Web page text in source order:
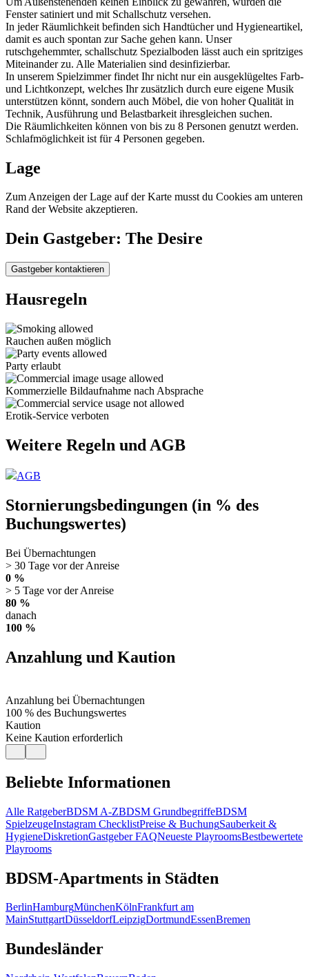
Fenster satiniert und mit Schallschutz versehen.
In jeder Räumlichkeit befinden sich Handtücher und Hygieneartikel,
damit es auch spontan zur Sache gehen kann. Unser
rutschgehemmter, schallschutz Spezialboden lässt auch ein spritziges
Miteinander zu. Alle Materialien sind desinfizierbar.
In unserem Spielzimmer findet Ihr nicht nur ein ausgeklügeltes Farb-
und Lichtkonzept, welches Ihr zusätzlich durch eure eigene Musik
unterstützen könnt, sondern auch Möbel, die von hoher Qualität in
Technik, Ausführung und Belastbarkeit ihresgleichen suchen.
Die Räumlichkeiten können von bis zu 8 Personen genutzt werden.
Schlafmöglichkeit ist für 4 Personen gegeben.
Lage
Zum Anzeigen der Lage auf der Karte musst du Cookies am unteren
Rand der Website akzeptieren.
Dein Gastgeber: The Desire
Gastgeber kontaktieren
Hausregeln
Rauchen außen möglich
Party erlaubt
Kommerzielle Bildaufnahme nach Absprache
Erotik-Service verboten
Weitere Regeln und AGB
AGB
Stornierungsbedingungen (in % des
Buchungswertes)
Bei Übernachtungen
> 30 Tage vor der Anreise
0 %
> 5 Tage vor der Anreise
80 %
danach
100 %
Anzahlung und Kaution
Anzahlung bei Übernachtungen
100 % des Buchungswertes
Kaution
Keine Kaution erforderlich
Beliebte Informationen
Alle RatgeberBDSM A-ZBDSM GrundbegriffeBDSM
SpielzeugeInstagram ChecklistPreise & BuchungSauberkeit &
HygieneDiskretionGastgeber FAQNeueste PlayroomsBestbewertete
Playrooms
BDSM-Apartments in Städten
BerlinHamburgMünchenKölnFrankfurt am
MainStuttgartDüsseldorfLeipzigDortmundEssenBremen
Bundesländer